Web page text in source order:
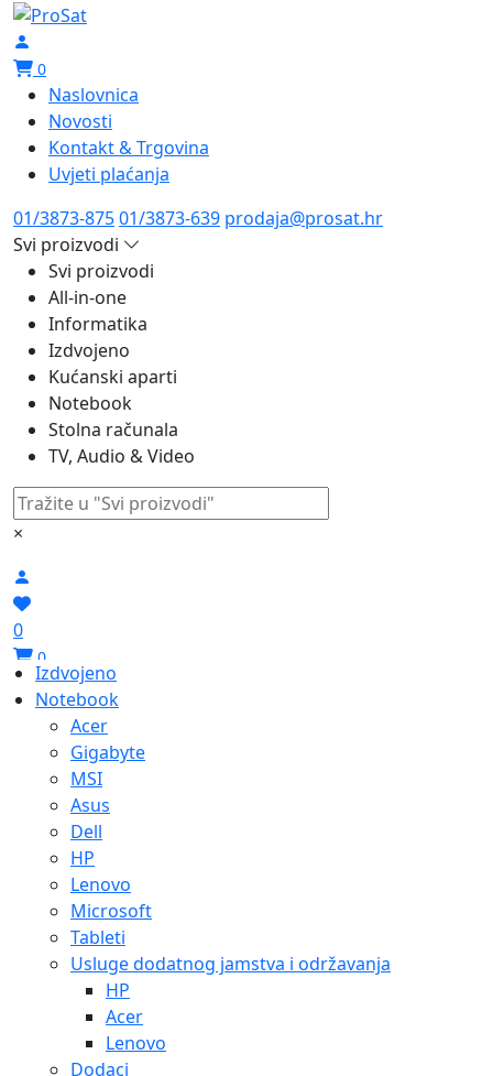
0
Naslovnica
Novosti
Kontakt & Trgovina
Uvjeti plaćanja
01/3873-87501/3873-639 prodaja@prosat.hr
Izdvojeno
Notebook
Acer
Gigabyte
MSI
Asus
Dell
HP
Lenovo
Microsoft
Tableti
Docking station
Adapteri
Baterije
Hladnjaci i stalci
Stolna računala
Informatika
PC komponente
Audio/tv kartice
TV kartice
Grafičke kartice
Hladnjaci
Napajanja
Kontroleri
Matične ploče